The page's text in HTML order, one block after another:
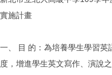
實施計畫
一、 目 的：為培養學生學習英
度，增進學生英文寫作、演說